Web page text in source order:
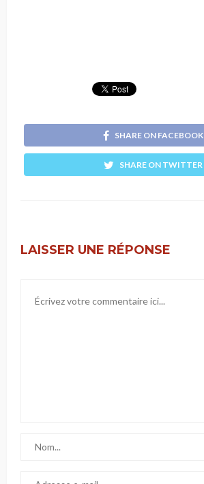
SHARE ON FACEBOOK
SHARE ON TWITTER
LAISSER UNE RÉPONSE